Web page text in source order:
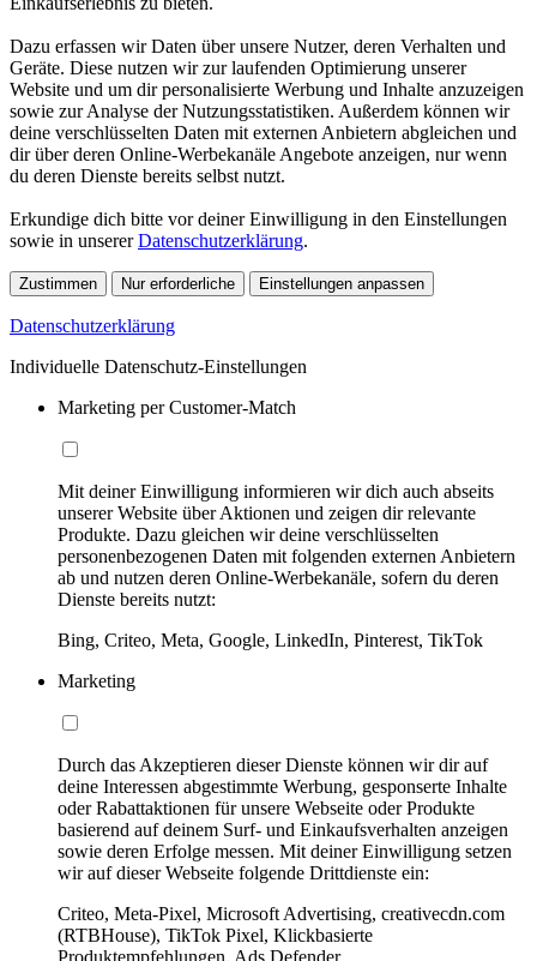
Dazu erfassen wir Daten über unsere Nutzer, deren Verhalten und
Geräte. Diese nutzen wir zur laufenden Optimierung unserer
Website und um dir personalisierte Werbung und Inhalte anzuzeigen
sowie zur Analyse der Nutzungsstatistiken. Außerdem können wir
deine verschlüsselten Daten mit externen Anbietern abgleichen und
dir über deren Online-Werbekanäle Angebote anzeigen, nur wenn
du deren Dienste bereits selbst nutzt.
Erkundige dich bitte vor deiner Einwilligung in den Einstellungen
sowie in unsererDatenschutzerklärung.
Zustimmen Nur erforderliche Einstellungen anpassen
Datenschutzerklärung
Individuelle Datenschutz-Einstellungen
Marketing per Customer-Match
Mit deiner Einwilligung informieren wir dich auch abseits
unserer Website über Aktionen und zeigen dir relevante
Produkte. Dazu gleichen wir deine verschlüsselten
personenbezogenen Daten mit folgenden externen Anbietern
ab und nutzen deren Online-Werbekanäle, sofern du deren
Dienste bereits nutzt:
Bing, Criteo, Meta, Google, LinkedIn, Pinterest, TikTok
Marketing
Durch das Akzeptieren dieser Dienste können wir dir auf
deine Interessen abgestimmte Werbung, gesponserte Inhalte
oder Rabattaktionen für unsere Webseite oder Produkte
basierend auf deinem Surf- und Einkaufsverhalten anzeigen
sowie deren Erfolge messen. Mit deiner Einwilligung setzen
wir auf dieser Webseite folgende Drittdienste ein:
Criteo, Meta-Pixel, Microsoft Advertising, creativecdn.com
(RTBHouse), TikTok Pixel, Klickbasierte
Produktempfehlungen, Ads Defender